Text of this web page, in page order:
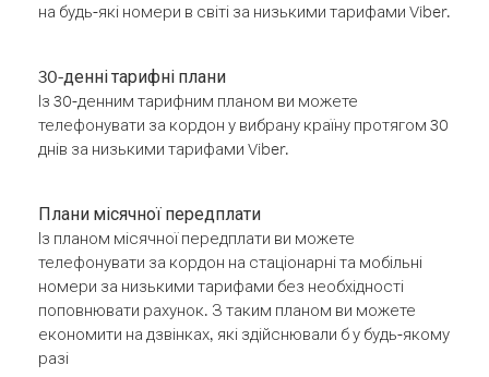
на будь-які номери в світі за низькими тарифами Viber.
30-денні тарифні плани
Із 30-денним тарифним планом ви можете
телефонувати за кордон у вибрану країну протягом 30
днів за низькими тарифами Viber.
Плани місячної передплати
Із планом місячної передплати ви можете
телефонувати за кордон на стаціонарні та мобільні
номери за низькими тарифами без необхідності
поповнювати рахунок. З таким планом ви можете
економити на дзвінках, які здійснювали б у будь-якому
разі